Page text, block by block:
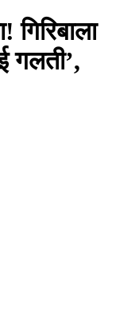
गलती’,